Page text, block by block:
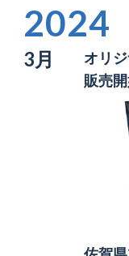
2024
3月 オリ
販売